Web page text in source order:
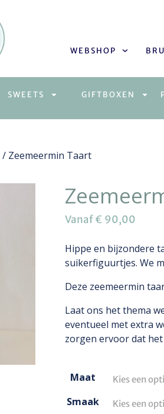
WEBSHOP
SWEETS GIFTBOXEN
/ Zeemeermin Taart
Vanaf€ 90,00
Hippe en bijzondere
suikerfiguurtjes. We
Deze zeemeermin
Laat ons het thema
eventueel met extra
zorgen ervoor dat
Maat
Smaak